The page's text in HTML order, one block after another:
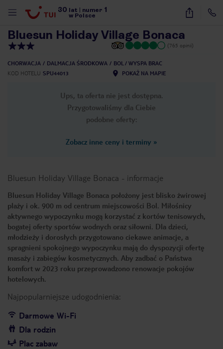
30 lat numer 1
w Polsce
30
Bluesun Holiday Village Bonaca
(765 opinii)
CHORWACJA DALMACJA ŚRODKOWA
BOL / WYSPA BRAC
KOD HOTELU SPU44013 POKAŻ NA MAPIE
Ups, ta oferta nie jest dostępna.
Przygotowaliśmy dla Ciebie
podobne oferty:
Zobacz inne ceny i terminy »
Bluesun Holiday Village Bonaca - informacje
Bluesun Holiday Village Bonaca położony jest blisko żwirowej
plaży i ok. 900 m od centrum miejscowości Bol. Miłośnicy
aktywnego wypoczynku mogą korzystać z kortów tenisowych,
bogatej oferty sportów wodnych oraz siłowni. Dla dzieci,
młodzieży i dorosłych przygotowano ciekawe animacje, a
spragnieni spokojnego wypoczynku mają do dyspozycji ofertę
masaży i zabiegów kosmetycznych. Aby zadbać o Państwa
komfort w 2023 roku przeprowadzono renowacje pokojów
hotelowych.
Najpopularniejsze udogodnienia:
Darmowe Wi-Fi
Dla rodzin
Plac zabaw